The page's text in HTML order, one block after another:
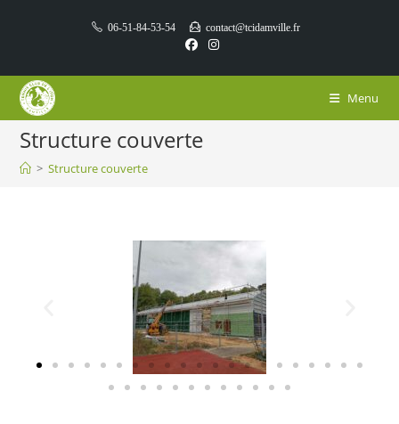
06-51-84-53-54 contact@tcidamville.fr
Menu
Structure couverte
> Structure couverte